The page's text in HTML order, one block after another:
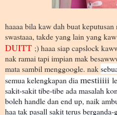
haaaa bila kaw dah buat
swastaaa, takde yang lain yang
DUITT ;) haaa siap capslock
nak ramai tapi impian mak
mata sambil menggoogle. nak
semua kelengkapan dia mestiiiii
sakit-sakit tibe-tibe ada masalah
boleh handle dan end up, naik
haa tak pasall sakit terus